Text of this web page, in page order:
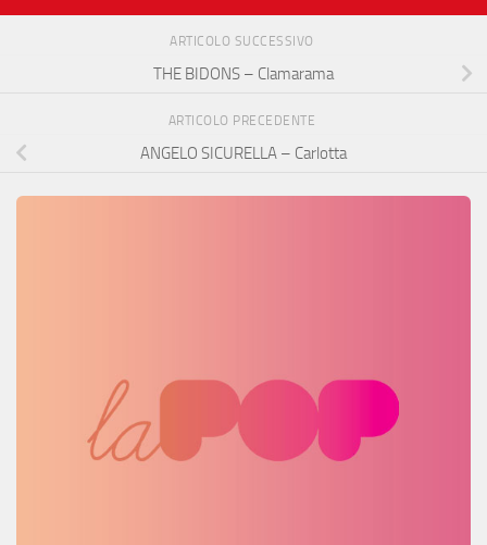
ARTICOLO SUCCESSIVO
THE BIDONS – Clamarama
ARTICOLO PRECEDENTE
ANGELO SICURELLA – Carlotta